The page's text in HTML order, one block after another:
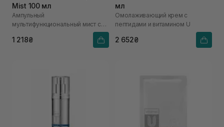
Mist 100 мл
Ампульный
мультифункциональный мист с
1 218₴
мл
Омолаживающий крем с
пептидами и витамином U
2 652₴